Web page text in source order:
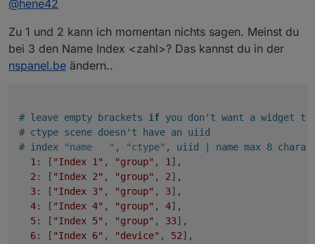
Script oder auf eine andere Art und Weise?
Habt ihr schon die "Thermostat Page" mit eine
Kann man die Outlet Bezeichnungen
Danke.
@hene42
Zu 1 und 2 kann ich momentan nichts sagen. Meinst du
bei 3 den Name Index <zahl>? Das kannst du in der
nspanel.be ändern..
# leave empty brackets if you don't want a widget
# ctype scene doesn't have an uiid
# index
"name   " , "ctype" , uiid | name max 8
1: [ "Index 1" , "group" , 1],
2: [ "Index 2" , "group" , 2],
3: [ "Index 3" , "group" , 3],
4: [ "Index 4" , "group" , 4],
5: [ "Index 5" , "group" , 33],
6: [ "Index 6" , "device" , 52],